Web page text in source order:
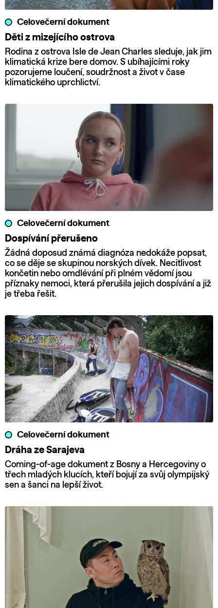
Celovečerní dokument
Děti z mizejícího ostrova
Rodina z ostrova Isle de Jean Charles sleduje, jak jim
klimatická krize bere domov. S ubíhajícími roky
pozorujeme loučení, soudržnost a život v čase
klimatického uprchlictví.
Celovečerní dokument
Dospívání přerušeno
Žádná doposud známá diagnóza nedokáže popsat,
co se děje se skupinou norských dívek. Necitlivost
končetin nebo omdlévání při plném vědomí jsou
příznaky nemoci, která přerušila jejich dospívání a již
je třeba řešit.
Celovečerní dokument
Dráha ze Sarajeva
Coming-of-age dokument z Bosny a Hercegoviny o
třech mladých klucích, kteří bojují za svůj olympijský
sen a šanci na lepší život.